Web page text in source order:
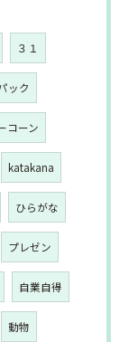
３１
ック
コーン
katakana
ひらがな
プレゼン
自業自得
動物